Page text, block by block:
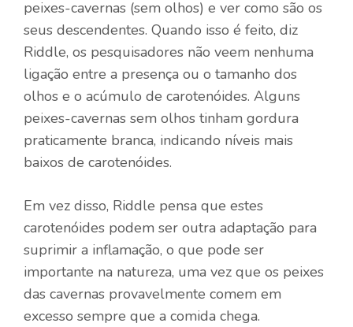
peixes-cavernas (sem olhos) e ver como são os
seus descendentes. Quando isso é feito, diz
Riddle, os pesquisadores não veem nenhuma
ligação entre a presença ou o tamanho dos
olhos e o acúmulo de carotenóides. Alguns
peixes-cavernas sem olhos tinham gordura
praticamente branca, indicando níveis mais
baixos de carotenóides.
Em vez disso, Riddle pensa que estes
carotenóides podem ser outra adaptação para
suprimir a inflamação, o que pode ser
importante na natureza, uma vez que os peixes
das cavernas provavelmente comem em
excesso sempre que a comida chega.